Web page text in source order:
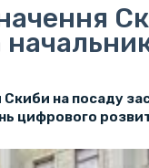
Скиби на посаду
цифрового